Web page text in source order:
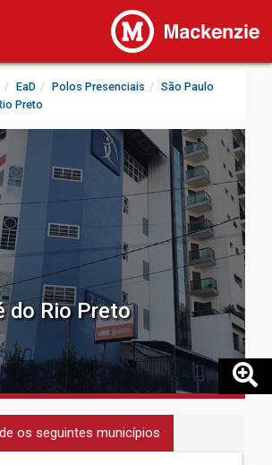
EaD Polos Presenciais
São Paulo
Preto
do Rio Preto
os seguintes municípios